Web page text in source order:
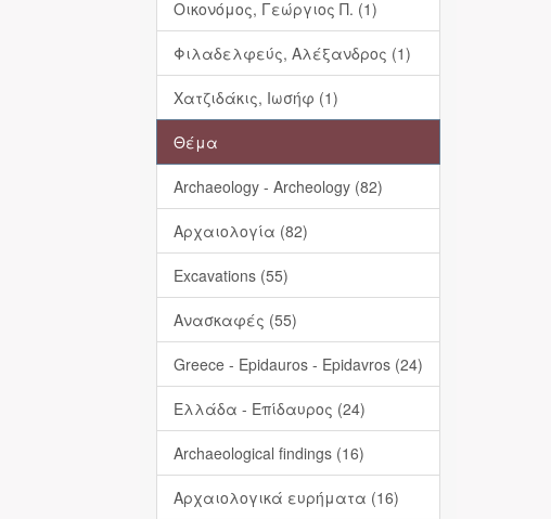
Οικονόμος, Γεώργιος Π. (1)
Φιλαδελφεύς, Αλέξανδρος (1)
Χατζιδάκις, Ιωσήφ (1)
Θέμα
Archaeology - Archeology (82)
Αρχαιολογία (82)
Excavations (55)
Ανασκαφές (55)
Greece - Epidauros - Epidavros (24)
Ελλάδα - Επίδαυρος (24)
Archaeological findings (16)
Αρχαιολογικά ευρήματα (16)